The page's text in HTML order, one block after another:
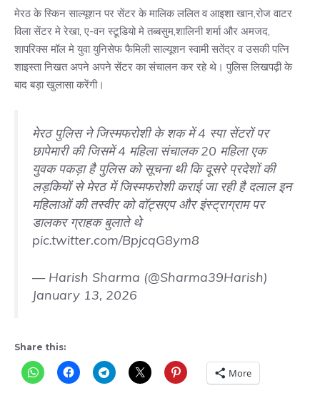
मेरठ के स्किन साल्यूशन पर सेंटर के मालिक ललित व आइशा खान,रोज वाटर
विला सेंटर मे रेखा, ए-वन स्टूडियो मे तब्बसुम,शालिनी शर्मा और अमजद,
शापरिक्स मॉल मे युवा युनिसेफ फैमिली साल्यूशन स्वामी सतेंद्र व उसकी पत्नि
शाइस्ता निखत अपने अपने सेंटर का संचालन कर रहे थे। पुलिस लिखपढ़ी के
बाद बड़ा खुलासा करेंगी।
मेरठ पुलिस ने जिस्मफरोशी के शक में 4 स्पा सेंटरों पर
छापेमारी की जिसमें 4 महिला संचालक 20 महिला एक
युवक पकड़ा है पुलिस को सूचना थी कि दूसरे प्रदेशों की
लड़कियों से मेरठ में जिस्मफरोशी कराई जा रही है दलाल इन
महिलाओं की तस्वीर को वॉट्सएप और इंस्ट्राग्राम पर
डालकर ग्राहक बुलाते थे
pic.twitter.com/BpjcqG8ym8
— Harish Sharma (@Sharma39Harish)
January 13, 2026
Share this:
More